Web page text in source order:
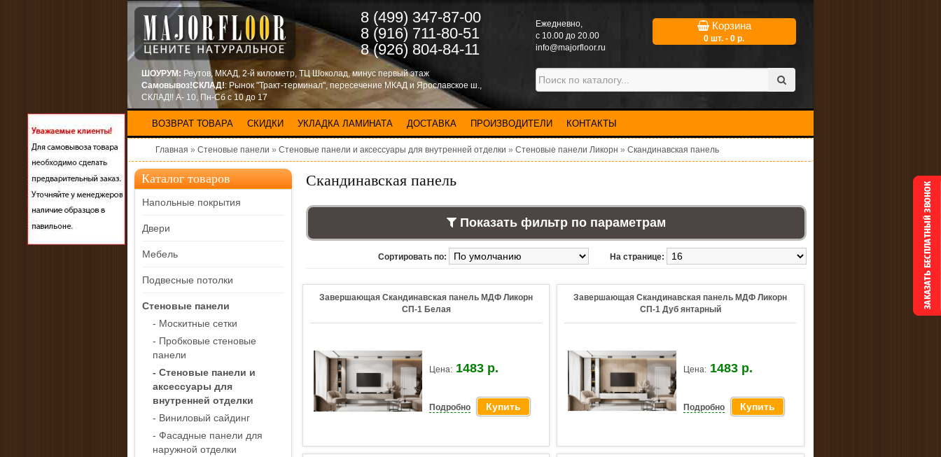
8 (499) 347-87-00
8 (916) 711-80-51
8 (926) 804-84-11
Eжедневно,
с 10.00 до 20.00
info@majorfloor.ru
Корзина
0 шт. - 0 р.
ШОУРУМ: Реутов, МКАД, 2-й километр, ТЦ Шоколад, минус первый этаж
Самовывоз!СКЛАД!: Рынок "Тракт-терминал", пересечение МКАД и Ярославское ш.,
СКЛАД!! А- 10, Пн-Сб с 10 до 17
ВОЗВРАТ ТОВАРА СКИДКИ УКЛАДКА ЛАМИНАТА ДОСТАВКА ПРОИЗВОДИТЕЛИ КОНТАКТЫ
Главная » Стеновые панели » Стеновые панели и аксессуары для внутренней отделки » Стеновые панели Ликорн » Скандинавская панель
Каталог товаров
Напольные покрытия
Двери
Мебель
Подвесные потолки
Стеновые панели
- Москитные сетки
- Пробковые стеновые
панели
- Стеновые панели и
аксессуары для
внутренней отделки
- Виниловый сайдинг
- Фасадные панели для
наружной отделки
Скандинавская панель
Показать фильтр по параметрам
На странице:
Сортировать по:
Завершающая Скандинавская панель МДФ Ликорн
СП-1 Белая
Цена: 1483 р.
Подробно Купить
Завершающая Скандинавская панель МДФ Ликорн
СП-1 Дуб янтарный
Цена: 1483 р.
Подробно Купить